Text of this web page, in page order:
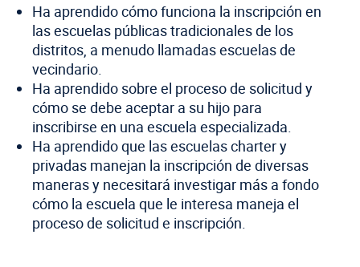
Ha aprendido cómo funciona la inscripción en
las escuelas públicas tradicionales de los
distritos, a menudo llamadas escuelas de
vecindario.
Ha aprendido sobre el proceso de solicitud y
cómo se debe aceptar a su hijo para
inscribirse en una escuela especializada.
Ha aprendido que las escuelas charter y
privadas manejan la inscripción de diversas
maneras y necesitará investigar más a fondo
cómo la escuela que le interesa maneja el
proceso de solicitud e inscripción.